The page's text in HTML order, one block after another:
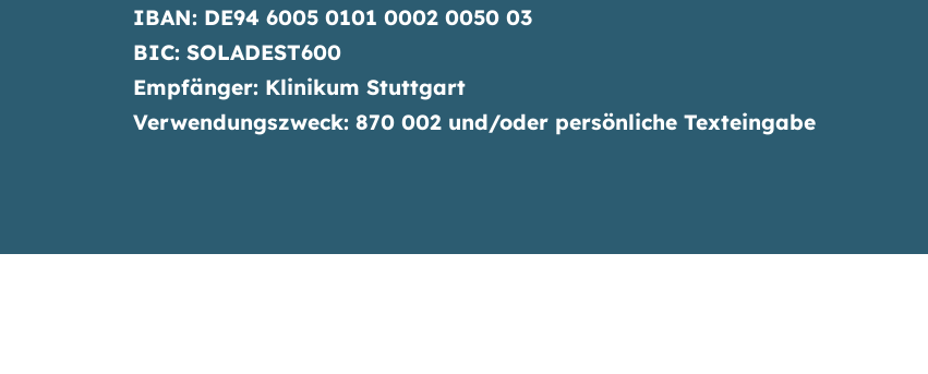
IBAN: DE94 6005 0101 0002 0050 03
BIC: SOLADEST600
Empfänger: Klinikum Stuttgart
Verwendungszweck: 870 002 und/oder persönliche Texteingabe